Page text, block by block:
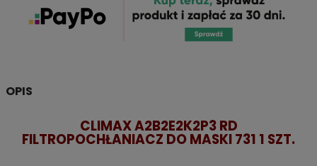
OPIS
CLIMAXA2B2E2K2P3 RD
FILTROPOCHŁANIACZ DO MASKI731 1 SZT.